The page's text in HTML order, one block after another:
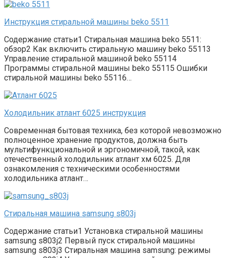
Инструкция стиральной машины beko 5511
Содержание статьи1 Стиральная машина beko 5511:
обзор2 Как включить стиральную машину beko 55113
Управление стиральной машиной beko 55114
Программы стиральной машины beko 55115 Ошибки
стиральной машины beko 55116…
Холодильник атлант 6025 инструкция
Современная бытовая техника, без которой невозможно
полноценное хранение продуктов, должна быть
мультифункциональной и эргономичной, такой, как
отечественный холодильник атлант хм 6025. Для
ознакомления с техническими особенностями
холодильника атлант…
Стиральная машина samsung s803j
Содержание статьи1 Установка стиральной машины
samsung s803j2 Первый пуск стиральной машины
samsung s803j3 Стиральная машина samsung: режимы